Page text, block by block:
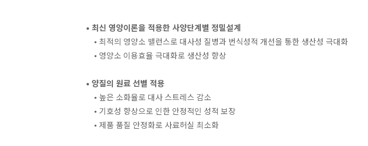
• 최신 영양이론을 적용한 사양단계별 정밀설계
• 최적의 영양소 밸런스로 대사성 질병과 번식성적 개선을 통한 생산성 극대화
• 영양소 이용효율 극대화로 생산성 향상
• 양질의 원료 선별 적용
• 높은 소화율로 대사 스트레스 감소
• 기호성 향상으로 인한 안정적인 성적 보장
• 제품 품질 안정화로 사료허실 최소화